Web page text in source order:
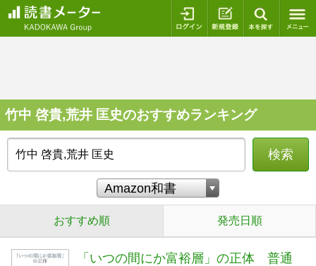
ログイン 新規登録
竹中 啓貴,荒井 匡史のおすすめランキング
検索
おすすめ順 発売日順
「いつの間にか富裕層」の正体 普通